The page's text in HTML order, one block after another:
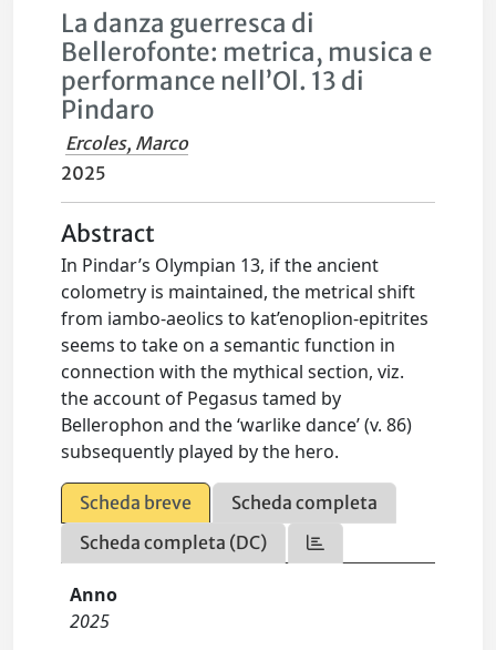
La danza guerresca di
Bellerofonte: metrica, musica e
performance nell’Ol. 13 di
Pindaro
Ercoles, Marco
2025
Abstract
In Pindar’s Olympian 13, if the ancient
colometry is maintained, the metrical shift
from iambo-aeolics to kat’enoplion-epitrites
seems to take on a semantic function in
connection with the mythical section, viz.
the account of Pegasus tamed by
Bellerophon and the ‘warlike dance’ (v. 86)
subsequently played by the hero.
Scheda breve
Scheda completa
Scheda completa (DC)
Anno
2025